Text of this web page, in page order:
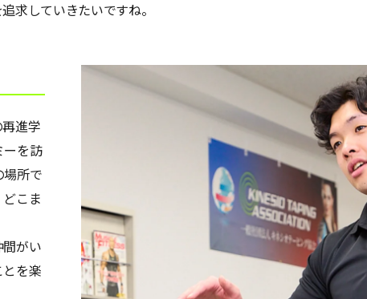
求していきたいですね。
進学
ーを訪
場所で
こま
がい
を楽